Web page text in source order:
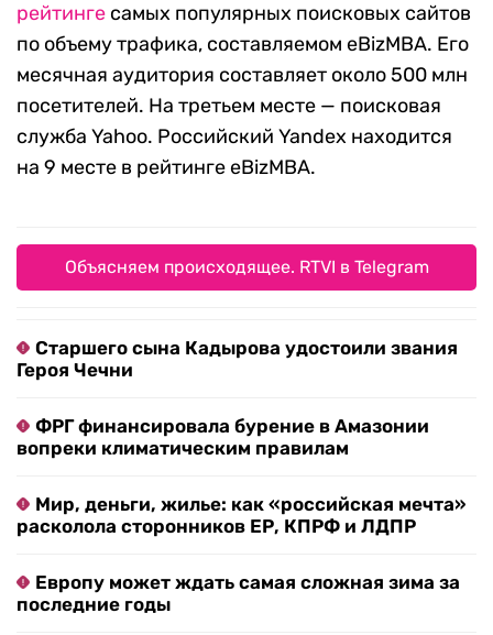
рейтинге самых популярных поисковых сайтов
по объему трафика, составляемом eBizMBA. Его
месячная аудитория составляет около 500 млн
посетителей. На третьем месте — поисковая
служба Yahoo. Российский Yandex находится
на 9 месте в рейтинге eBizMBA.
Объясняем происходящее. RTVI в Telegram
Старшего сына Кадырова удостоили звания
Героя Чечни
ФРГ финансировала бурение в Амазонии
вопреки климатическим правилам
Мир, деньги, жилье: как «российская мечта»
расколола сторонников ЕР, КПРФ и ЛДПР
Европу может ждать самая сложная зима за
последние годы